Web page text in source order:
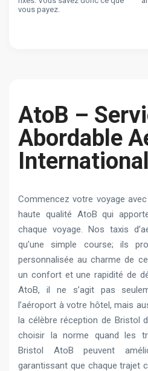
vous payez.
AtoB –
Abordable
Commencez votre voyage
haute qualité AtoB qui
chaque voyage. Nos taxis
qu’une simple course; ils
personnalisée au charme de
un confort et une rapidité de
AtoB, il ne s’agit pas
l’aéroport à votre hôtel, mais
la célèbre réception de Bristol
choisir la norme quand les
Bristol AtoB peuvent
garantissant que chaque trajet